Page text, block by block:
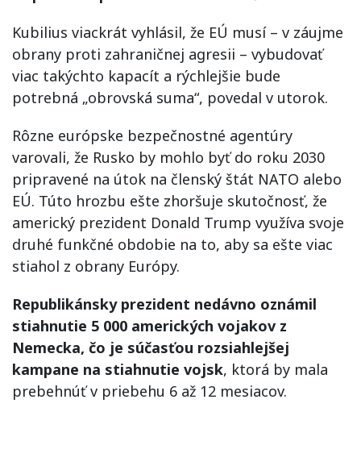
Kubilius viackrát vyhlásil, že EÚ musí – v záujme
obrany proti zahraničnej agresii – vybudovať
viac takýchto kapacít a rýchlejšie bude
potrebná „obrovská suma“, povedal v utorok.
Rôzne európske bezpečnostné agentúry
varovali, že Rusko by mohlo byť do roku 2030
pripravené na útok na členský štát NATO alebo
EÚ. Túto hrozbu ešte zhoršuje skutočnosť, že
americký prezident Donald Trump využíva svoje
druhé funkčné obdobie na to, aby sa ešte viac
stiahol z obrany Európy.
Republikánsky prezident nedávno oznámil
stiahnutie 5 000 amerických vojakov z
Nemecka, čo je súčasťou rozsiahlejšej
kampane na stiahnutie vojsk, ktorá by mala
prebehnúť v priebehu 6 až 12 mesiacov.